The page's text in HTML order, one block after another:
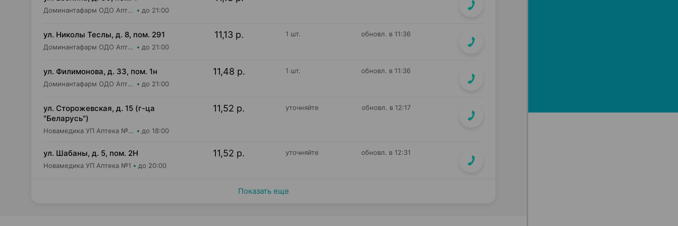
Доминантафарм ОДО Аптека №15 до 21:00
ул. Николы Теслы, д. 8, пом. 291
Доминантафарм ОДО Аптека №25 до 21:00
11,13 р. 1 шт. обновл. в 11:36
ул. Филимонова, д. 33, пом. 1н
Доминантафарм ОДО Аптека №11 до 21:00
11,48 р. 1 шт. обновл. в 11:36
ул. Сторожевская, д. 15 (г-ца
"Беларусь")
Новамедика УП Аптека №18 до 18:00
11,52 р. уточняйте обновл. в 12:17
ул. Шабаны, д. 5, пом. 2Н
Новамедика УП Аптека №1 до 20:00
11,52 р. уточняйте обновл. в 12:31
Показать еще